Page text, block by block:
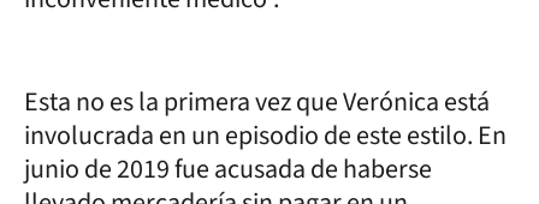
Esta no es la primera vez que Verónica está
involucrada en un episodio de este estilo. En
junio de 2019 fue acusada de haberse